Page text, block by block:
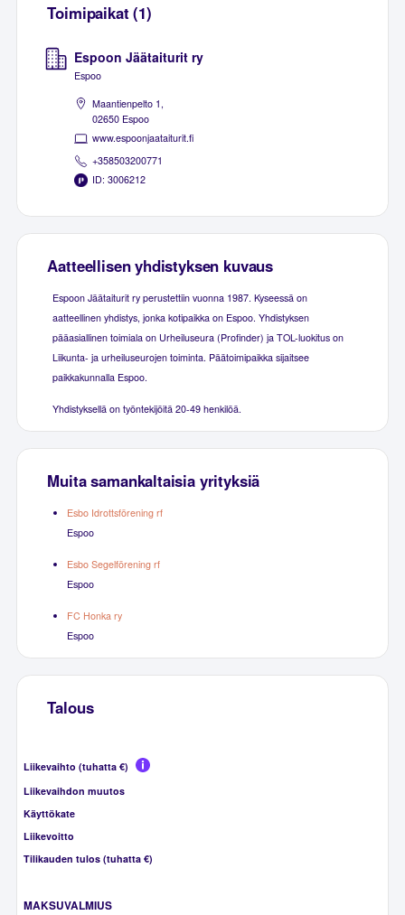
Toimipaikat (1)
Espoon Jäätaiturit ry
Espoo
Maantienpelto 1,
02650 Espoo
www.espoonjaataiturit.fi
+358503200771
ID: 3006212
Aatteellisen yhdistyksen kuvaus
Espoon Jäätaiturit ry perustettiin vuonna 1987. Kyseessä on
aatteellinen yhdistys, jonka kotipaikka on Espoo. Yhdistyksen
pääasiallinen toimiala on Urheiluseura (Profinder) ja TOL-luokitus on
Liikunta- ja urheiluseurojen toiminta. Päätoimipaikka sijaitsee
paikkakunnalla Espoo.
Yhdistyksellä on työntekijöitä 20-49 henkilöä.
Muita samankaltaisia yrityksiä
Esbo Idrottsförening rf
Espoo
Esbo Segelförening rf
Espoo
FC Honka ry
Espoo
Talous
Liikevaihto (tuhatta €)
Liikevaihdon muutos
Käyttökate
Liikevoitto
Tilikauden tulos (tuhatta €)
MAKSUVALMIUS